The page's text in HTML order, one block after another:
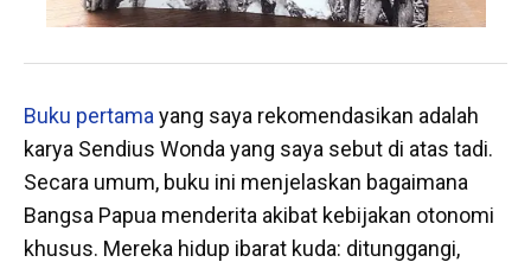
Buku pertama yang saya rekomendasikan adalah
karya Sendius Wonda yang saya sebut di atas tadi.
Secara umum, buku ini menjelaskan bagaimana
Bangsa Papua menderita akibat kebijakan otonomi
khusus. Mereka hidup ibarat kuda: ditunggangi,